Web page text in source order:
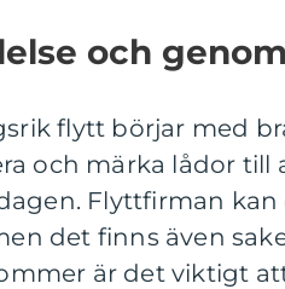
och
flytt börjar med
och märka lådor
Flyttfirman
det finns även
är det viktigt